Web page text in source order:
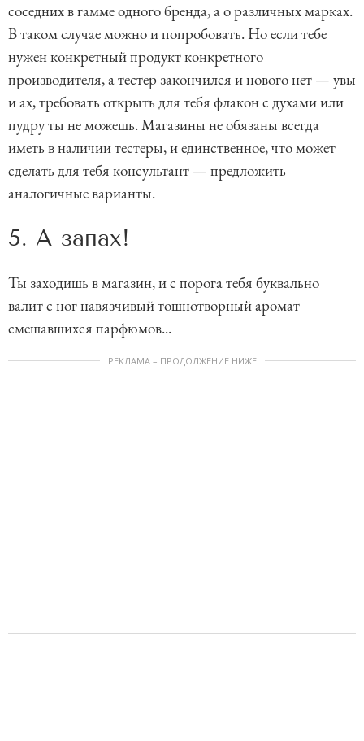
соседних в гамме одного бренда, а о различных марках.
В таком случае можно и попробовать. Но если тебе
нужен конкретный продукт конкретного
производителя, а тестер закончился и нового нет — увы
и ах, требовать открыть для тебя флакон с духами или
пудру ты не можешь. Магазины не обязаны всегда
иметь в наличии тестеры, и единственное, что может
сделать для тебя консультант — предложить
аналогичные варианты.
5. А запах!
Ты заходишь в магазин, и с порога тебя буквально
валит с ног навязчивый тошнотворный аромат
смешавшихся парфюмов...
РЕКЛАМА – ПРОДОЛЖЕНИЕ НИЖЕ